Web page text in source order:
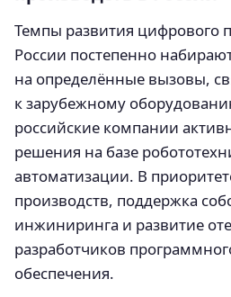
Темпы развития цифрового
России постепенно
на определённые вызовы,
к зарубежному
российские компании
решения на базе
автоматизации. В
производств, поддержка
инжиниринга и развитие
разработчиков
обеспечения.